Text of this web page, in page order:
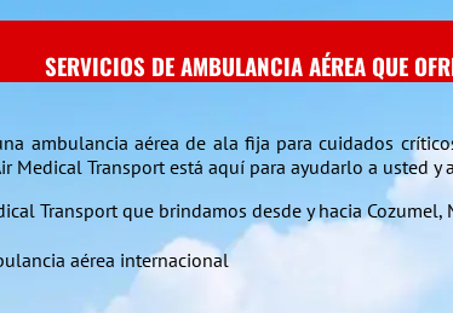
SERVICIOS DE AMBULANCIA AÉREA QUE
ambulancia aérea de ala fija para cuidados
Medical Transport está aquí para ayudarlo a usted y
Transport que brindamos desde y hacia Cozumel,
aérea internacional